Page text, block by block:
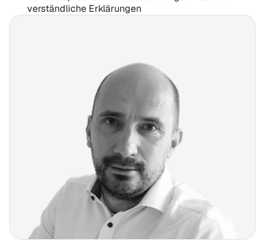
verständliche Erklärungen